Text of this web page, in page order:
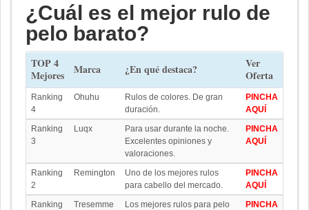
¿Cuál es el mejor rulo de
pelo barato?
TOP 4
Mejores
Marca ¿En qué destaca?
Ver
Oferta
Ranking
4
Ohuhu
Rulos de colores. De gran
duración.
PINCHA
AQUÍ
Ranking
3
Luqx
Para usar durante la noche.
Excelentes opiniones y
valoraciones.
PINCHA
AQUÍ
Ranking
2
Remington
Uno de los mejores rulos
para cabello del mercado.
PINCHA
AQUÍ
Ranking
Tresemme
Los mejores rulos para pelo
PINCHA